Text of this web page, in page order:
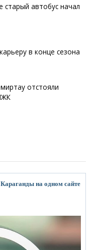
старый автобус начал
в конце сезона
отстояли
на одном сайте